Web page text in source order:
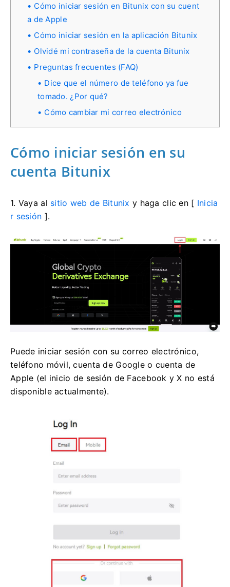
Cómo iniciar sesión en Bitunix con su cuent
a de Apple
Cómo iniciar sesión en la aplicación Bitunix
Olvidé mi contraseña de la cuenta Bitunix
Preguntas frecuentes (FAQ)
Dice que el número de teléfono ya fue
tomado. ¿Por qué?
Cómo cambiar mi correo electrónico
Cómo iniciar sesión en su
cuenta Bitunix
1. Vaya al sitio web de Bitunix y haga clic en [ Inicia
r sesión ].
Puede iniciar sesión con su correo electrónico,
teléfono móvil, cuenta de Google o cuenta de
Apple (el inicio de sesión de Facebook y X no está
disponible actualmente).